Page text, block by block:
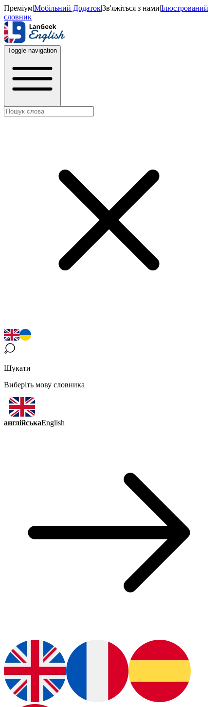
Преміум|Мобільний Додаток|Зв'яжіться з нами|Ілюстрований
словник
Toggle navigation
Шукати
Виберіть мову словника
англійськаEnglish